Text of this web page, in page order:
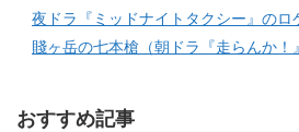
夜ドラ『ミッドナイトタクシー』のロ
賤ヶ岳の七本槍（朝ドラ『走らんか！
おすすめ記事